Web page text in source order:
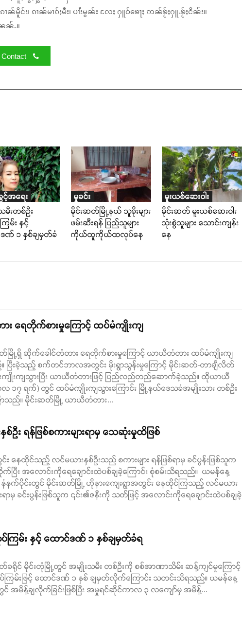
ၼ်မိူင်း၊ ၵၢၼ်မၢၵ်ႈမီး၊ ပၢႆးမွၼ်း လႄႈ ႁူဝ်ၶေႃႈ ဢၼ်ၶႂ်ႈႁူႉၶႂ်ႈငိၼ်း။
ၼ်ႉ။
Contact
အရေး
မီးတစ်ဦး
မ်း နှင့်
ဏ် ၁ နှစ်ချမှတ်ခံ
မှုခင်း
မိုင်းဆတ်မြို့နယ် သူခိုးများ
ဖမ်းဆီးရန် ပြည်သူများ
ကိုယ်ထူကိုယ်ထလုပ်နေ
မူးယစ်ဆေးဝါး
မိုင်းဆတ် မူးယစ်ဆေးဝါး
သုံးစွဲသူများ သောင်းကျန်း
နေ
ရေတိုက်စားမှုကြောင့် ထပ်မံကျိုးကျ
တ်မြို့ရှိ ဆိုက်ခေါင်တံတား ရေတိုက်စားမှုကြောင့် ယာယီတံတား ထပ်မံကျိုးကျ
။ ပြီးခဲ့သည့် စက်တင်ဘာလအတွင်း မိုးရွာသွန်းမှုကြောင့် မိုင်းဆတ်-တာချီလိတ်
ျိုးကျသွားပြီး ယာယီတံတားဖြင့် ပြည်လည်တည်ဆောက်ခဲ့သည်။ ထိုယာယီ
၇ ရက်) တွင် ထပ်မံကျိုးကျသွားကြောင်း မြို့နယ်ဒေသခံအမျိုးသား တစ်ဦး
သည်။ မိုင်းဆတ်မြို့ ယာယီတံတား...
း ရန်ဖြစ်စကားများရာမှ သေဆုံးမှုထိဖြစ်
နေထိုင်သည့် လင်မယားနှစ်ဦးသည် စကားများ ရန်ဖြစ်ရာမှ ခင်ပွန်းဖြစ်သူက
ပြီး အလောင်းကိုရေချောင်းထဲပစ်ချခဲ့ကြောင်း စုံစမ်းသိရသည်။ ယမန်နေ့
က်ပိုင်းတွင် မိုင်းဆတ်မြို့ ဟိုနားကျေးရွာအတွင်း နေထိုင်ကြသည့် လင်မယား
ရာမှ ခင်းပွန်းဖြစ်သူက ၎င်း၏ဇနီးကို သတ်ဖြင့် အလောင်းကိုရေချောင်းထဲပစ်ချခဲ့
ြမ်း နှင့် ထောင်ဒဏ် ၁ နှစ်ချမှတ်ခံရ
တ်ခရိုင် မိုင်းတုံမြို့တွင် အမျိုးသမီး တစ်ဦးကို စစ်အာဏာသိမ်း ဆန့်ကျင်မှုကြောင့်
ကြမ်းဖြင့် ထောင်ဒဏ် ၁ နှစ် ချမှတ်လိုက်ကြောင်း သတင်းသိရသည်။ ယမန်နေ့
မိန့်ချလိုက်ခြင်းဖြစ်ပြီး အမှုရင်ဆိုင်ကာလ ၃ လကျော်မှ အမိန့်...